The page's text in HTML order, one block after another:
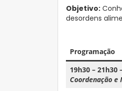
Objetivo:
desordens
Programação
19h30 – 21h30
Coordenação e